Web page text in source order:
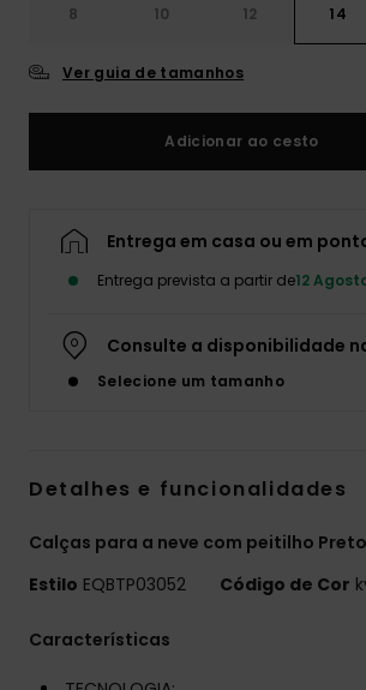
8 10 12 14
Ver guia de tamanhos
Adicionar ao cesto
Entrega em casa ou em
Entrega prevista a partir de12
Consulte a disponibilidade
Selecione um tamanho
Detalhes e funcionalidades
Calças para a neve com peitilho
Estilo EQBTP03052 Código de Cor
Características